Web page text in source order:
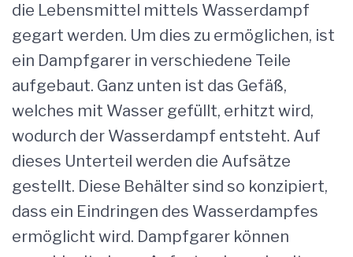
die Lebensmittel mittels Wasserdampf
gegart werden. Um dies zu ermöglichen, ist
ein Dampfgarer in verschiedene Teile
aufgebaut. Ganz unten ist das Gefäß,
welches mit Wasser gefüllt, erhitzt wird,
wodurch der Wasserdampf entsteht. Auf
dieses Unterteil werden die Aufsätze
gestellt. Diese Behälter sind so konzipiert,
dass ein Eindringen des Wasserdampfes
ermöglicht wird. Dampfgarer können